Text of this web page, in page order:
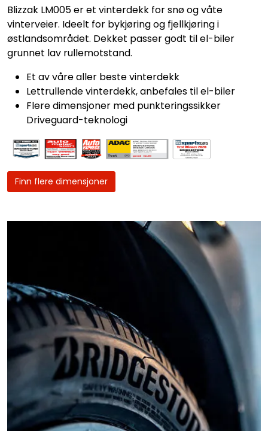
Blizzak LM005 er et vinterdekk for snø og våte
vinterveier. Ideelt for bykjøring og fjellkjøring i
østlandsområdet. Dekket passer godt til el-biler
grunnet lav rullemotstand.
Et av våre aller beste vinterdekk
Lettrullende vinterdekk, anbefales til el-biler
Flere dimensjoner med punkteringssikker
Driveguard-teknologi
Finn flere dimensjoner